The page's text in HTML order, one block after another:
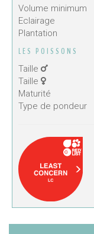
13 sep 2026
17-20 sep 2026
25-27 sep 2026 KCF
16-18 oct 2026 APK
Volume minimum
Eclairage
Plantation
LES POISSONS
Taille
Taille
Maturité
Type de pondeur